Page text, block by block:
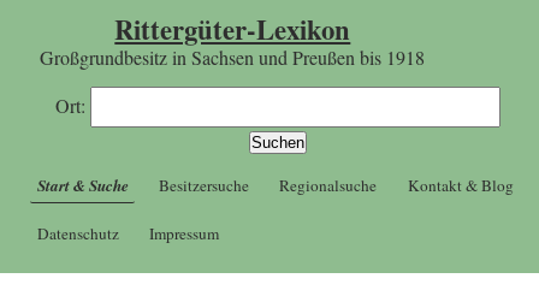
Rittergüter-Lexikon
Großgrundbesitz in Sachsen und Preußen bis 1918
Ort:
Start & Suche Besitzersuche Regionalsuche Kontakt & Blog
Datenschutz Impressum